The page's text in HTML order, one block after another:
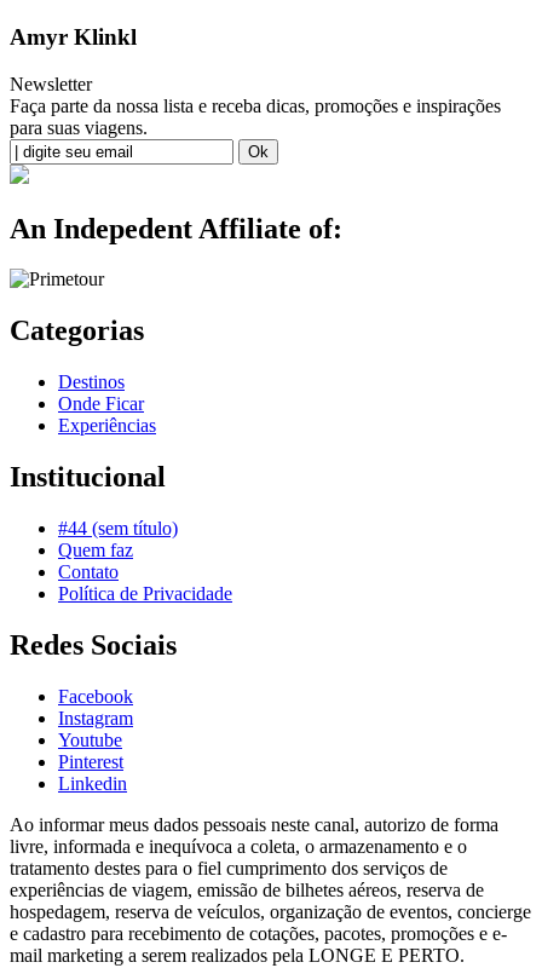
Amyr Klinkl
Newsletter
Faça parte da nossa lista e receba dicas, promoções e inspirações
para suas viagens.
An Indepedent Affiliate of:
Categorias
Destinos
Onde Ficar
Experiências
Institucional
#44 (sem título)
Quem faz
Contato
Política de Privacidade
Redes Sociais
Facebook
Instagram
Youtube
Pinterest
Linkedin
Ao informar meus dados pessoais neste canal, autorizo de forma
livre, informada e inequívoca a coleta, o armazenamento e o
tratamento destes para o fiel cumprimento dos serviços de
experiências de viagem, emissão de bilhetes aéreos, reserva de
hospedagem, reserva de veículos, organização de eventos, concierge
e cadastro para recebimento de cotações, pacotes, promoções e e-
mail marketing a serem realizados pela LONGE E PERTO.